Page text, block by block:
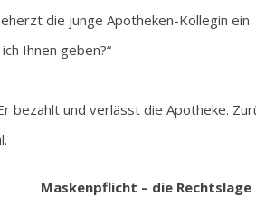
die junge Apotheken-Kollegin
Ihnen geben?“
bezahlt und verlässt die Apotheke.
Maskenpflicht – die Rechtslage